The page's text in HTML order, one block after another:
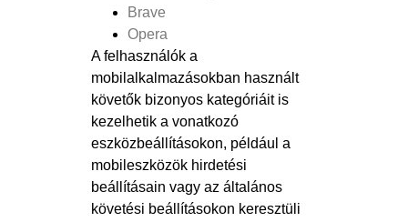
Brave
Opera
A felhasználók a
mobilalkalmazásokban használt
követők bizonyos kategóriáit is
kezelhetik a vonatkozó
eszközbeállításokon, például a
mobileszközök hirdetési
beállításain vagy az általános
követési beállításokon keresztüli